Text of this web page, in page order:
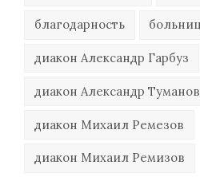
благодарность
диакон Александр Гарбуз
диакон Александр Туманов
диакон Михаил Ремезов
диакон Михаил Ремизов